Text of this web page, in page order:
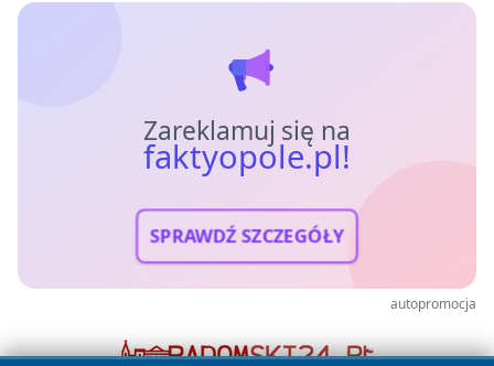
Zareklamuj się na
faktyopole.pl!
SPRAWDŹ SZCZEGÓŁY
autopromocja